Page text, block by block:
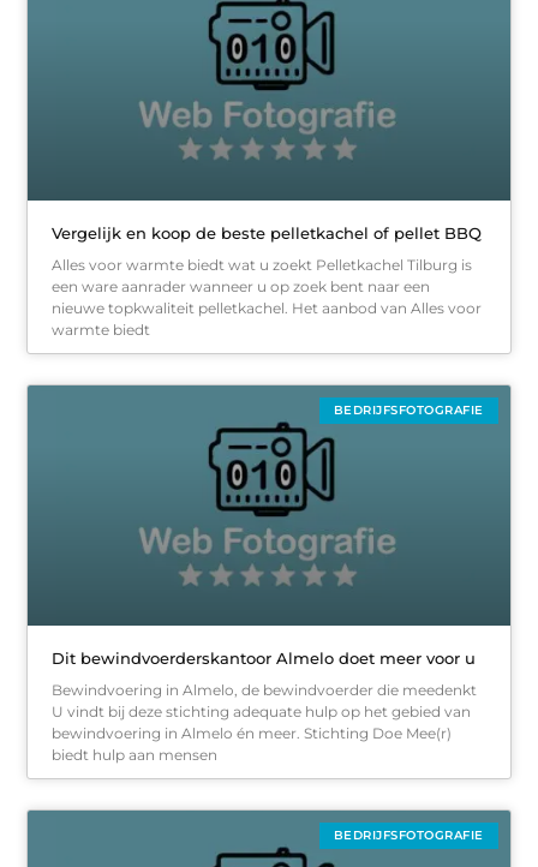
Vergelijk en koop de beste pelletkachel of pellet BBQ
Alles voor warmte biedt wat u zoekt Pelletkachel Tilburg is
een ware aanrader wanneer u op zoek bent naar een
nieuwe topkwaliteit pelletkachel. Het aanbod van Alles voor
warmte biedt
BEDRIJFSFOTOGRAFIE
Dit bewindvoerderskantoor Almelo doet meer voor u
Bewindvoering in Almelo, de bewindvoerder die meedenkt
U vindt bij deze stichting adequate hulp op het gebied van
bewindvoering in Almelo én meer. Stichting Doe Mee(r)
biedt hulp aan mensen
BEDRIJFSFOTOGRAFIE